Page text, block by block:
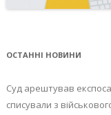
ОСТАННІ НОВИНИ
Суд арештував
списували з